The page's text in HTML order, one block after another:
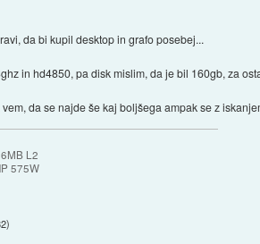
da bi kupil desktop in grafo posebej...
in hd4850, pa disk mislim, da je bil 160gb, za
da se najde še kaj boljšega ampak se z
L2
575W
)